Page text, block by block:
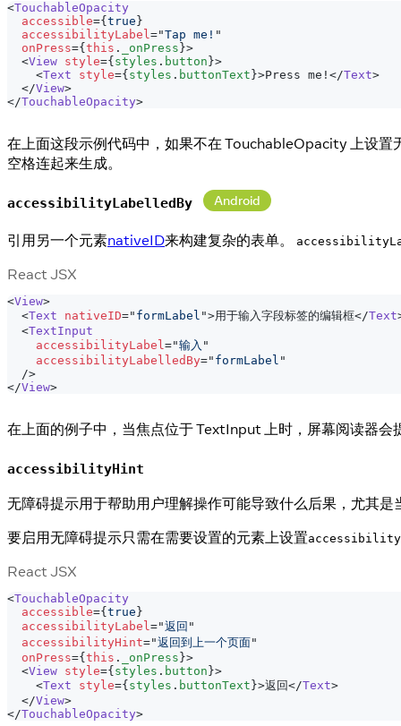
<TouchableOpacity
accessible={ true }
accessibilityLabel="Tap me! "
onPress={ this . _onPress }>
<View style={ styles . button }>
<Text style={ styles . buttonText }>Press me! </Text>
</View>
</TouchableOpacity>
在上面这段示例代码中，如果不在 TouchableOpacity 上设
空格连起来生成。
accessibilityLabelledBy Android
引用另一个元素nativeID来构建复杂的表单。
React JSX
<View>
<Text nativeID=" formLabel ">用于输入字段标签的编辑框</Text
<TextInput
accessibilityLabel ="输入 "
accessibilityLabelledBy=" formLabel "
/>
</View>
在上面的例子中，当焦点位于 TextInput 上时，屏幕阅读器会
accessibilityHint
无障碍提示用于帮助用户理解操作可能导致什么后果，尤其
要启用无障碍提示只需在需要设置的元素上设置
React JSX
<TouchableOpacity
accessible={ true }
accessibilityLabel="返回 "
accessibilityHint="返回到上一个页面"
onPress={ this . _onPress }>
<View style={ styles . button }>
<Text style={ styles . buttonText }>返回</Text>
</View>
</TouchableOpacity>